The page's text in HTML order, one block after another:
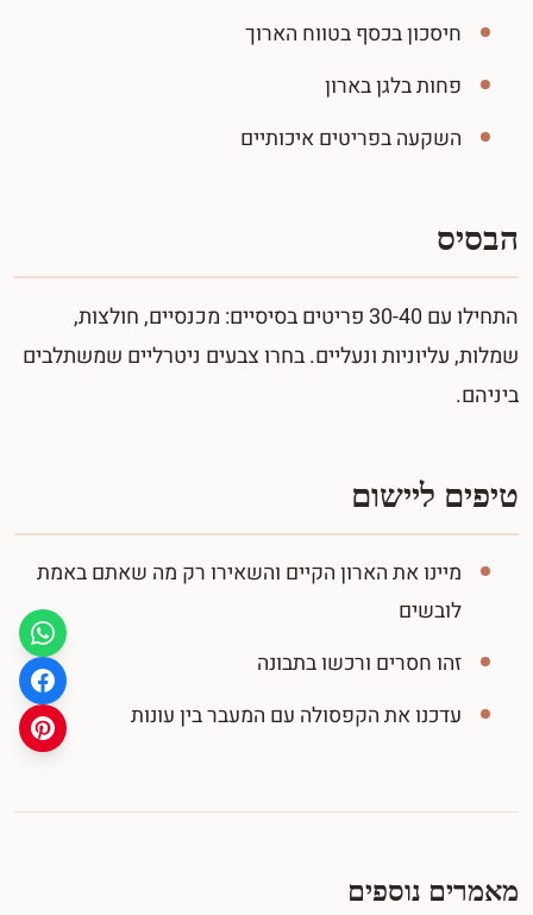
חיסכון בכסף בטווח הארוך
פחות בלגן בארון
השקעה בפריטים איכותיים
הבסיס
התחילו עם 30-40 פריטים בסיסיים: מכנסיים, חולצות,
שמלות, עליוניות ונעליים. בחרו צבעים ניטרליים שמשתלבים
ביניהם.
טיפים ליישום
מיינו את הארון הקיים והשאירו רק מה שאתם באמת
לובשים
זהו חסרים ורכשו בתבונה
עדכנו את הקפסולה עם המעבר בין עונות
מאמרים נוספים